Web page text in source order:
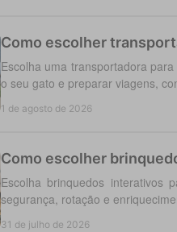
Como escolher
Escolha uma transportadora
o seu gato e preparar viagens,
1 de agosto de 2026
Como escolher
Escolha brinquedos
segurança, rotação e
31 de julho de 2026